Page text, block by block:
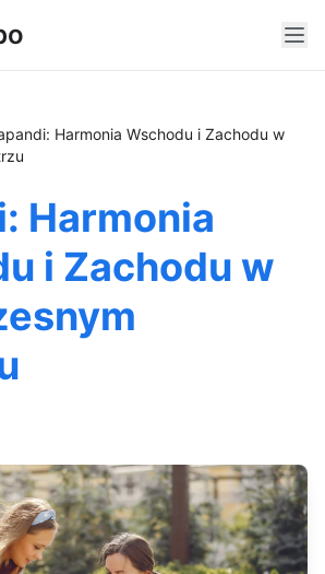
Harmonia Wschodu i Zachodu w
Harmonia
i Zachodu w